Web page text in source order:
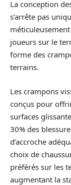
La conception
s’arrête pas
joueurs sur le
forme des
terrains.
Les crampons
conçus pour
surfaces
30% des
d’accroche
choix de
préférés sur les
augmentant la